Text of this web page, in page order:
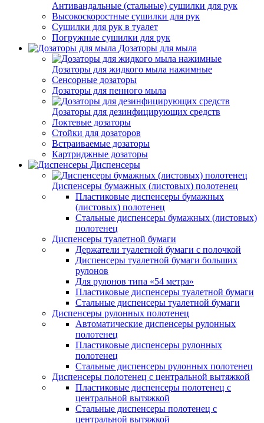
Антивандальные (стальные) сушилки для рук
Высокоскоростные сушилки для рук
Сушилки для рук в туалет
Погружные сушилки для рук
Дозаторы для мыла
Дозаторы для жидкого мыла нажимные
Сенсорные дозаторы
Дозаторы для пенного мыла
Дозаторы для дезинфицирующих средств
Локтевые дозаторы
Стойки для дозаторов
Встраиваемые дозаторы
Картриджные дозаторы
Диспенсеры
Диспенсеры бумажных (листовых) полотенец
Пластиковые диспенсеры бумажных
(листовых) полотенец
Стальные диспенсеры бумажных (листовых)
полотенец
Диспенсеры туалетной бумаги
Держатели туалетной бумаги с полочкой
Диспенсеры туалетной бумаги больших
рулонов
Для рулонов типа «54 метра»
Пластиковые диспенсеры туалетной бумаги
Стальные диспенсеры туалетной бумаги
Диспенсеры рулонных полотенец
Автоматические диспенсеры рулонных
полотенец
Пластиковые диспенсеры рулонных
полотенец
Стальные диспенсеры рулонных полотенец
Диспенсеры полотенец с центральной вытяжкой
Пластиковые диспенсеры полотенец с
центральной вытяжкой
Стальные диспенсеры полотенец с
центральной вытяжкой